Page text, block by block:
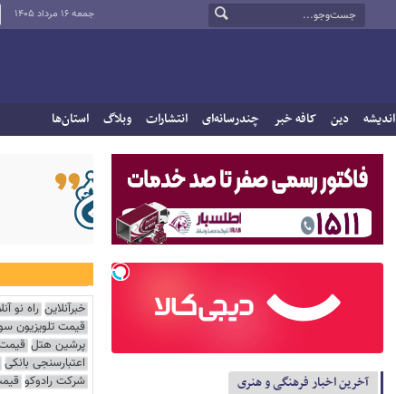
جمعه ۱۶ مرداد ۱۴۰۵
اندیشه دین کافه خبر چندرسانه‌ای انتشارات وبلاگ استان‌ها
آخرین اخبار فرهنگی و هنری
خبرآنلاین راه نو
قیمت تلویزیون
پرشین هتل قیمت
اعتبارسنجی بانکی
شرکت رادوکو